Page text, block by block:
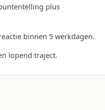
plus
binnen 5 werkdagen.
lopend traject.